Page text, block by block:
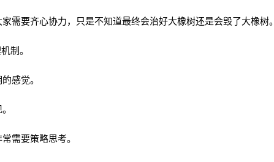
要齐心协力，只是不知道最终会治好大橡树还是会毁了大橡树。
制。
感觉。
需要策略思考。